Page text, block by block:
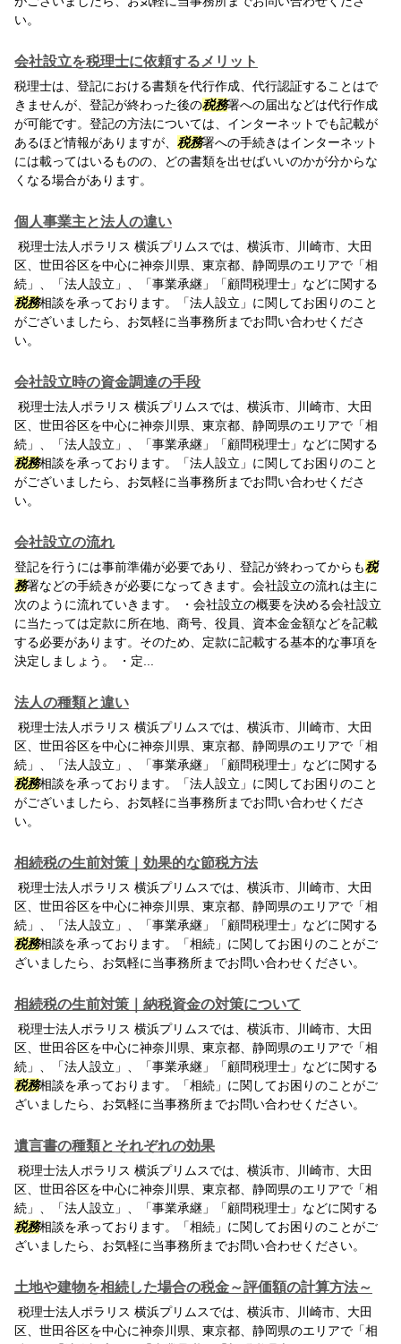
い。
会社設立を税理士に依頼するメリット
税理士は、登記における書類を代行作成、代行認証することはで
きませんが、登記が終わった後の税務署への届出などは代行作成
が可能です。登記の方法については、インターネットでも記載が
あるほど情報がありますが、 税務署への手続きはインターネット
には載ってはいるものの、どの書類を出せばいいのかが分からな
くなる場合があります。
個人事業主と法人の違い
税理士法人ポラリス 横浜プリムスでは、横浜市、川崎市、大田
区、世田谷区を中心に神奈川県、東京都、静岡県のエリアで「相
続」、「法人設立」、「事業承継」「顧問税理士」などに関する
税務相談を承っております。「法人設立」に関してお困りのこと
がございましたら、お気軽に当事務所までお問い合わせくださ
い。
会社設立時の資金調達の手段
税理士法人ポラリス 横浜プリムスでは、横浜市、川崎市、大田
区、世田谷区を中心に神奈川県、東京都、静岡県のエリアで「相
続」、「法人設立」、「事業承継」「顧問税理士」などに関する
税務相談を承っております。「法人設立」に関してお困りのこと
がございましたら、お気軽に当事務所までお問い合わせくださ
い。
会社設立の流れ
登記を行うには事前準備が必要であり、登記が終わってからも税
務署などの手続きが必要になってきます。会社設立の流れは主に
次のように流れていきます。 ・会社設立の概要を決める会社設立
に当たっては定款に所在地、商号、役員、資本金金額などを記載
する必要があります。そのため、定款に記載する基本的な事項を
決定しましょう。 ・定...
法人の種類と違い
税理士法人ポラリス 横浜プリムスでは、横浜市、川崎市、大田
区、世田谷区を中心に神奈川県、東京都、静岡県のエリアで「相
続」、「法人設立」、「事業承継」「顧問税理士」などに関する
税務相談を承っております。「法人設立」に関してお困りのこと
がございましたら、お気軽に当事務所までお問い合わせくださ
い。
相続税の生前対策｜効果的な節税方法
税理士法人ポラリス 横浜プリムスでは、横浜市、川崎市、大田
区、世田谷区を中心に神奈川県、東京都、静岡県のエリアで「相
続」、「法人設立」、「事業承継」「顧問税理士」などに関する
税務相談を承っております。「相続」に関してお困りのことがご
ざいましたら、お気軽に当事務所までお問い合わせください。
相続税の生前対策｜納税資金の対策について
税理士法人ポラリス 横浜プリムスでは、横浜市、川崎市、大田
区、世田谷区を中心に神奈川県、東京都、静岡県のエリアで「相
続」、「法人設立」、「事業承継」「顧問税理士」などに関する
税務相談を承っております。「相続」に関してお困りのことがご
ざいましたら、お気軽に当事務所までお問い合わせください。
遺言書の種類とそれぞれの効果
税理士法人ポラリス 横浜プリムスでは、横浜市、川崎市、大田
区、世田谷区を中心に神奈川県、東京都、静岡県のエリアで「相
続」、「法人設立」、「事業承継」「顧問税理士」などに関する
税務相談を承っております。「相続」に関してお困りのことがご
ざいましたら、お気軽に当事務所までお問い合わせください。
土地や建物を相続した場合の税金～評価額の計算方法～
税理士法人ポラリス 横浜プリムスでは、横浜市、川崎市、大田
区、世田谷区を中心に神奈川県、東京都、静岡県のエリアで「相